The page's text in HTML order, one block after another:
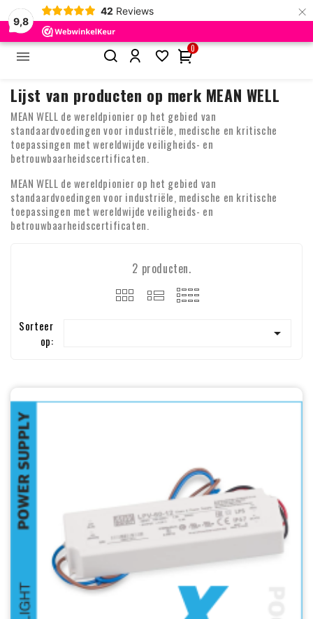
9,8
42 Reviews ×
 
0
Merken MEAN WELL
Lijst van producten op merk MEAN WELL
MEAN WELL de wereldpionier op het gebied van
standaardvoedingen voor industriële, medische en kritische
toepassingen met wereldwijde veiligheids- en
betrouwbaarheidscertificaten.
MEAN WELL de wereldpionier op het gebied van
standaardvoedingen voor industriële, medische en kritische
toepassingen met wereldwijde veiligheids- en
betrouwbaarheidscertificaten.
2 producten.
Sorteer
op:
